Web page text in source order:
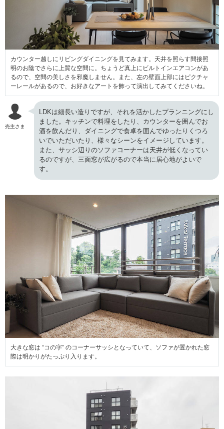
カウンター越しにリビングダイニングを見てみます。天井を照らす間接照
明のお陰でさらに上質な空間に。ちょうど真上にビルトインエアコンがあ
るので、空間の美しさを邪魔しません。また、左の壁面上部にはピクチャ
ーレールがあるので、お好きなアートを飾って演出してみてくださいね。
売主さま
LDKは細長い造りですが、それを活かしたプランニングにし
ました。キッチンで料理をしたり、カウンターを囲んでお
酒を飲んだり、ダイニングで食卓を囲んでゆったりくつろ
いでいただいたり、様々なシーンをイメージしています。
また、 サッシ辺りのソファコーナーは天井が低くなってい
るのですが、三面窓が広がるので本当に居心地がよいで
す。
大きな窓は “コの字” のコーナーサッシとなっていて、ソファが置かれた窓
際は明かりがたっぷり入ります。